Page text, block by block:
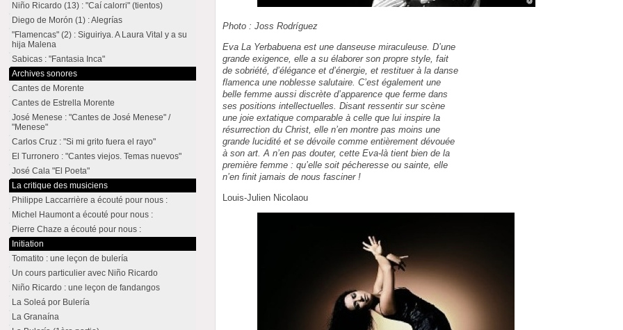
Photo : Joss Rodríguez
Eva La Yerbabuena est une danseuse miraculeuse. D’une
grande exigence, elle a su élaborer son propre style, fait
de sobriété, d’élégance et d’énergie, et restituer à la danse
flamenca une noblesse salutaire. C’est également une
belle femme aussi discrète d’apparence que ferme dans
ses positions intellectuelles. Disant ressentir sur scène
une joie extatique comparable à celle que lui inspire la
résurrection du Christ, elle n’en montre pas moins une
grande lucidité et se dévoile comme entièrement dévouée
à son art. A n’en pas douter, cette Eva-là tient bien de la
première femme : qu’elle soit pécheresse ou sainte, elle
n’en finit jamais de nous fasciner !
Louis-Julien Nicolaou
Niño Ricardo (13) : "Caí calorri" (tientos)
Diego de Morón (1) : Alegrías
"Flamencas" (2) : Siguiriya. A Laura Vital y a su
hija Malena
Sabicas : "Fantasia Inca"
Archives sonores
Cantes de Morente
Cantes de Estrella Morente
José Menese : "Cantes de José Menese" /
"Menese"
Carlos Cruz : "Si mi grito fuera el rayo"
El Turronero : "Cantes viejos. Temas nuevos"
José Cala "El Poeta"
La critique des musiciens
Philippe Laccarrière a écouté pour nous :
Michel Haumont a écouté pour nous :
Pierre Chaze a écouté pour nous :
Initiation
Tomatito : une leçon de bulería
Un cours particulier avec Niño Ricardo
Niño Ricardo : une leçon de fandangos
La Soleá por Bulería
La Granaína